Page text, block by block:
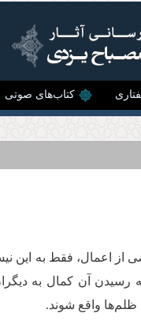
کتاب‌های صوتی
از اعمال، فقط‌ به
رسیدن آن کمال به
واقع شوند.